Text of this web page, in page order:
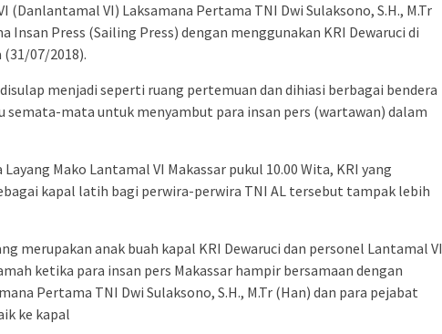
(Danlantamal VI) Laksamana Pertama TNI Dwi Sulaksono, S.H., M.Tr
Insan Press (Sailing Press) dengan menggunakan KRI Dewaruci di
(31/07/2018).
menjadi seperti ruang pertemuan dan dihiasi berbagai bendera
semata-mata untuk menyambut para insan pers (wartawan) dalam
Mako Lantamal VI Makassar pukul 10.00 Wita, KRI yang
kapal latih bagi perwira-perwira TNI AL tersebut tampak lebih
merupakan anak buah kapal KRI Dewaruci dan personel Lantamal VI
ketika para insan pers Makassar hampir bersamaan dengan
Pertama TNI Dwi Sulaksono, S.H., M.Tr (Han) dan para pejabat
ke kapal